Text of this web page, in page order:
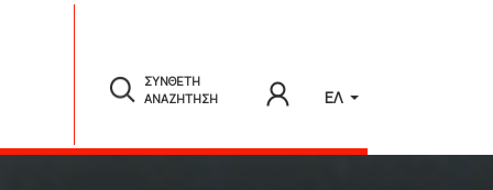
ΣΥΝΘΕΤΗ
ΑΝΑΖΗΤΗΣΗ
ΕΛ